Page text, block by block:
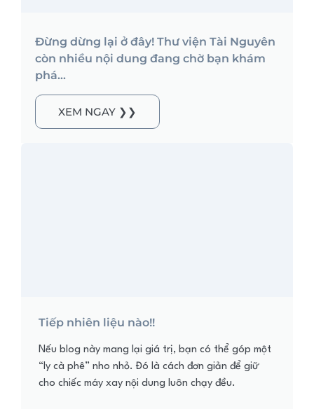
Đừng dừng lại ở đây! Thư viện Tài Nguyên
còn nhiều nội dung đang chờ bạn khám
phá...
XEM NGAY ❯❯
Tiếp nhiên liệu nào!!
Nếu blog này mang lại giá trị, bạn có thể góp một
“ly cà phê” nho nhỏ. Đó là cách đơn giản để giữ
cho chiếc máy xay nội dung luôn chạy đều.